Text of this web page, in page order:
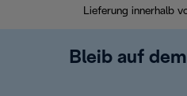
Lieferung innerhalb
Bleib auf